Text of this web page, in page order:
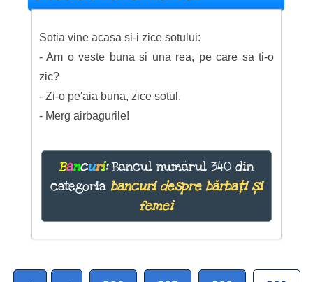
Sotia vine acasa si-i zice sotului:
- Am o veste buna si una rea, pe care sa ti-o
zic?
- Zi-o pe'aia buna, zice sotul.
- Merg airbagurile!
Bancuri:Bancul numărul 340 din
categoria bancuri despre bărbați și
femei